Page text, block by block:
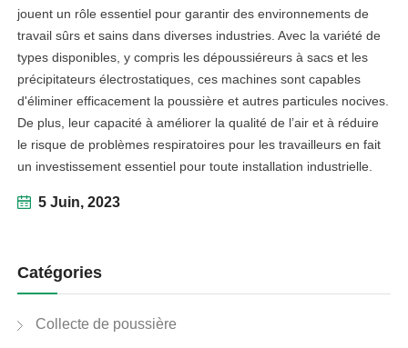
5 Juin, 2023
Catégories
Collecte de poussière
jouent un rôle essentiel pour garantir des environnements de
travail sûrs et sains dans diverses industries. Avec la variété de
types disponibles, y compris les dépoussiéreurs à sacs et les
précipitateurs électrostatiques, ces machines sont capables
d'éliminer efficacement la poussière et autres particules nocives.
De plus, leur capacité à améliorer la qualité de l’air et à réduire
le risque de problèmes respiratoires pour les travailleurs en fait
un investissement essentiel pour toute installation industrielle.